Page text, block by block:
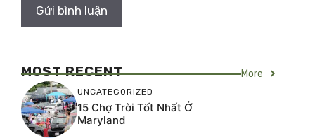
MOST RECENT More
UNCATEGORIZED
15 Chợ Trời Tốt Nhất Ở
Maryland